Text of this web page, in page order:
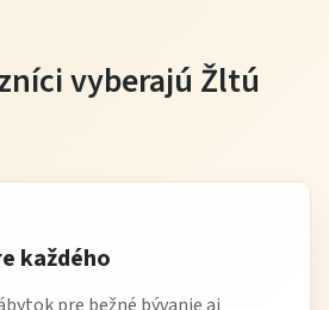
vyberajú Žltú
každého